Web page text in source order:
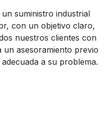
suministro industrial
con un objetivo claro,
nuestros clientes con
un asesoramiento previo
a su problema.